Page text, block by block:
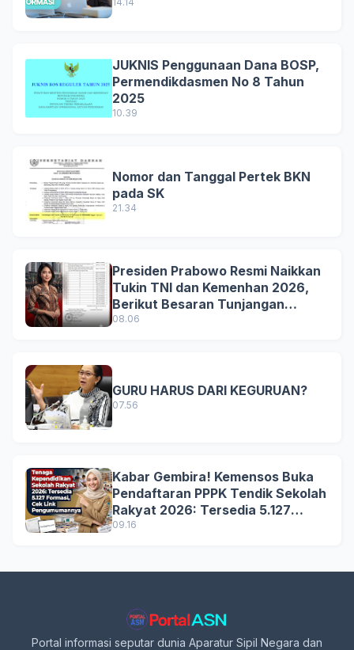
JUKNIS Penggunaan Dana BOSP,
Permendikdasmen No 8 Tahun
2025
10.39
Nomor dan Tanggal Pertek BKN
pada SK
21.34
Presiden Prabowo Resmi Naikkan
Tukin TNI dan Kemenhan 2026,
Berikut Besaran Tunjangan
Terbaru
08.06
GURU HARUS DARI KEGURUAN?
07.56
Kabar Gembira! Kemensos Buka
Pendaftaran PPPK Tendik Sekolah
Rakyat 2026: Tersedia 5.127
Formasi, Simak Syarat dan
09.16
Portal informasi seputar dunia Aparatur Sipil Negara dan